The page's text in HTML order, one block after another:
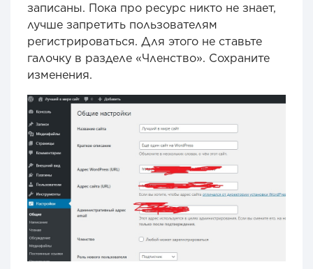
записаны. Пока про ресурс никто не знает,
лучше запретить пользователям
регистрироваться. Для этого не ставьте
галочку в разделе «Членство». Сохраните
изменения.